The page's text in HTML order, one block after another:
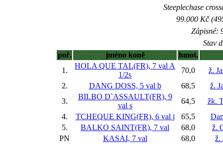
Steeplechase
99.000 Kč
Zápisné:
Stav
poř.
jméno koně
hmot.
1.
HOLA QUE TAL(FR), 7 val A
1/2s
70,0
ž.
2.
DANG DOSS, 5 val b 68,5
ž.
3.
BILBO D`ASSAULT(FR), 9
val s
64,5
žk.
4.
TCHEQUE KING(FR), 6 val j 65,5
5.
BALKO SAINT(FR), 7 val 68,0
ž.
PN
KASAI, 7 val 68,0
ž.